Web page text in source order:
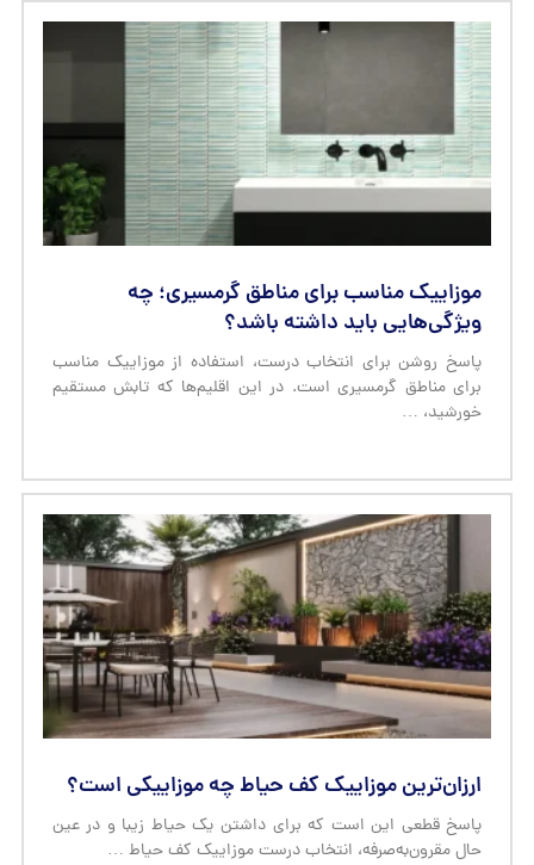
موزاییک مناسب برای مناطق گرمسیری؛ چه
ویژگی‌هایی باید داشته باشد؟
پاسخ روشن برای انتخاب درست، استفاده از موزاییک مناسب
برای مناطق گرمسیری است. در این اقلیم‌ها که تابش مستقیم
خورشید، …
ارزان‌ترین موزاییک کف حیاط چه موزاییکی است؟
پاسخ قطعی این است که برای داشتن یک حیاط زیبا و در عین
حال مقرون‌به‌صرفه، انتخاب درست موزاییک کف حیاط …